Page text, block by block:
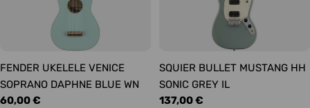
FENDER UKELELE VENICE
SOPRANO DAPHNE BLUE WN
Precio
60,00 €
SQUIER BULLET MUSTANG HH
SONIC GREY IL
Precio
137,00 €